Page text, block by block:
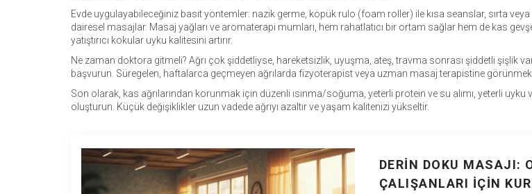
Evde uygulayabileceğiniz basit yöntemler: nazik germe, köpük rulo (foam roller) ile kısa seanslar, sırta veya
dairesel masajlar. Masaj yağları ve aromaterapi mumları, hem rahatlatıcı bir ortam sağlar hem de kas
yatıştırıcı kokular uyku kalitesini artırır.
Ne zaman doktora gitmeli? Ağrı çok şiddetliyse, hareketsizlik, uyuşma, ateş, travma sonrası şiddetli şişlik
başvurun. Süregelen, haftalarca geçmeyen ağrılarda fizyoterapist veya uzman masaj terapistine görünmek
Son olarak, kas ağrılarından korunmak için düzenli ısınma/soğuma, yeterli protein ve su alımı, yeterli uyku
oluşturun. Küçük değişiklikler uzun vadede ağrıyı azaltır ve yaşam kalitenizi yükseltir.
DERIN DOKU MASAJI:
ÇALIŞANLARI IÇIN